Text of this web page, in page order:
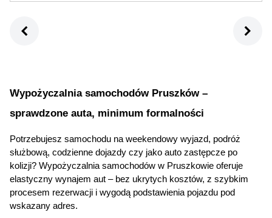
Wypożyczalnia samochodów Pruszków –
sprawdzone auta, minimum formalności
Potrzebujesz samochodu na weekendowy wyjazd, podróż
służbową, codzienne dojazdy czy jako auto zastępcze po
kolizji? Wypożyczalnia samochodów w Pruszkowie oferuje
elastyczny wynajem aut – bez ukrytych kosztów, z szybkim
procesem rezerwacji i wygodą podstawienia pojazdu pod
wskazany adres.